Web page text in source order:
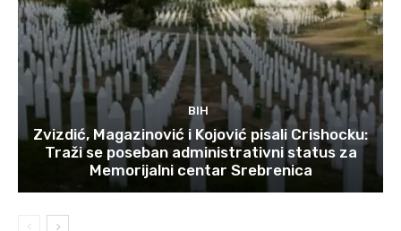
BIH
Zvizdić, Magazinović i Kojović pisali Crishocku:
Traži se poseban administrativni status za
Memorijalni centar Srebrenica